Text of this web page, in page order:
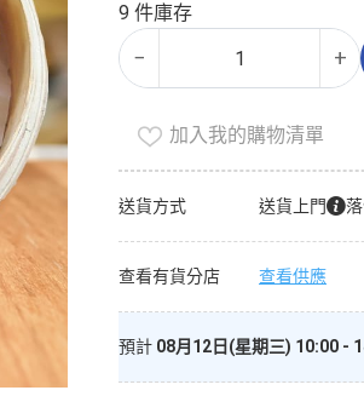
格：
$36.00。
9 件庫存
−
花
膠
燒
賣
+
Alternative:
加入我的購物清單
送貨方式 送貨上門
查看有貨分店 查看供應
預計 08月12日(星期三) 10:00 -